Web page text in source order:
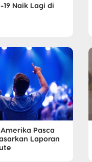
19 Naik Lagi di
Pasca
Laporan